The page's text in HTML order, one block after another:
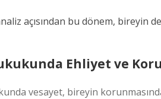
açısından bu dönem, bireyin
Ehliyet ve
vesayet, bireyin